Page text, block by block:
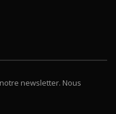
newsletter. Nous